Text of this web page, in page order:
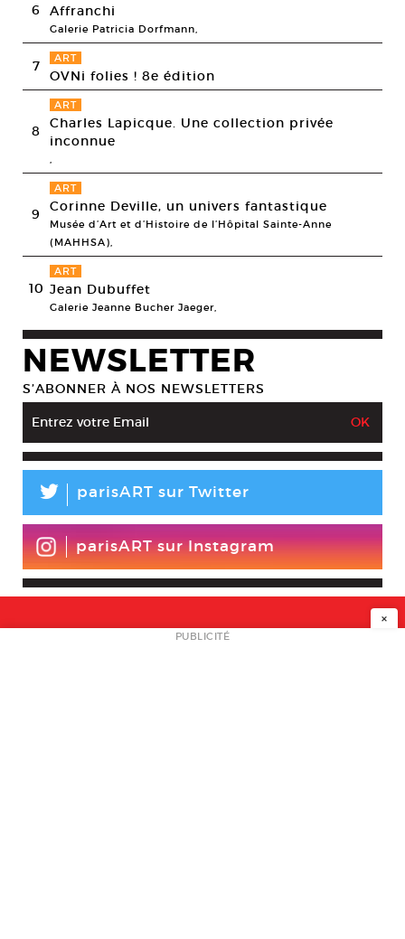
6 Affranchi
Galerie Patricia Dorfmann,
7 ART
OVNi folies ! 8e édition
8
ART
Charles Lapicque. Une collection privée
inconnue
,
9
ART
Corinne Deville, un univers fantastique
Musée d’Art et d’Histoire de l’Hôpital Sainte-Anne
(MAHHSA),
10
ART
Jean Dubuffet
Galerie Jeanne Bucher Jaeger,
NEWSLETTER
S’ABONNER À NOS NEWSLETTERS
L parisART sur Twitter
parisART sur Instagram
NEWSLETTER
×
PUBLICITÉ